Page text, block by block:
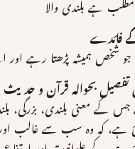
مطلب ہے بلندی والا
فائدے
شخص ہمیشہ پڑھتا رہے اور
تفصیل بحوالہ قرآن و حدیث
کے معنی بلندی، بزرگی،
عَلِیّ ہے، کہ وہ سب سے غالب